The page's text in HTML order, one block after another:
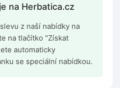
na Herbatica.cz
z naší nabídky na
na tlačítko "Získat
automaticky
se speciální nabídkou.